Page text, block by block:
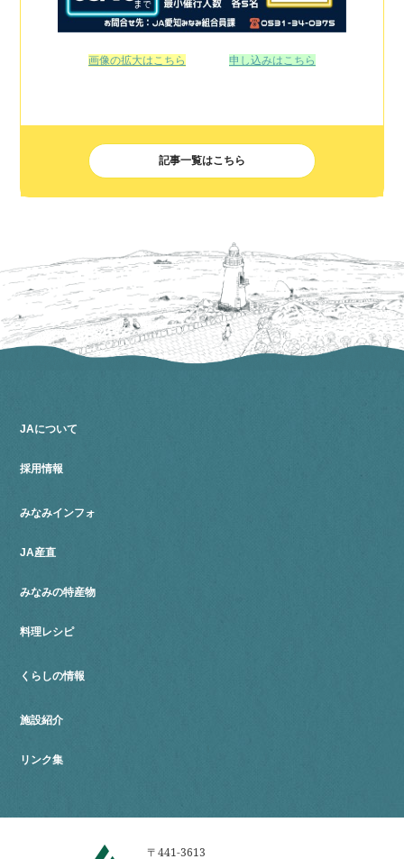
画像の拡大はこちら 申し込みはこちら
記事一覧はこちら
JAについて
採用情報
みなみインフォ
JA産直
みなみの特産物
料理レシピ
くらしの情報
施設紹介
リンク集
〒441-3613